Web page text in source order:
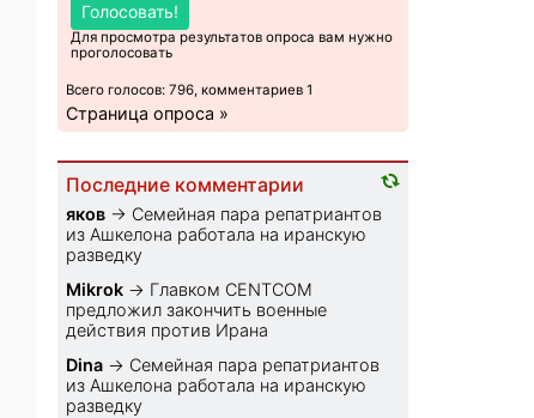
Голосовать!
Для просмотра результатов опроса вам нужно
проголосовать
Всего голосов: 796, комментариев 1
Страница опроса »
Последние комментарии
яков → Семейная пара репатриантов
из Ашкелона работала на иранскую
разведку
Mikrok → Главком CENTCOM
предложил закончить военные
действия против Ирана
Dina → Семейная пара репатриантов
из Ашкелона работала на иранскую
разведку